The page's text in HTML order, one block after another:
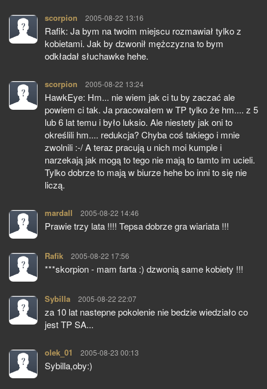
scorpion pisze:
2005-08-22 13:16
Rafik: Ja bym na twoim miejscu rozmawiał tylko z
kobietami. Jak by dzwonił mężczyzna to bym
odkładał słuchawke hehe.
scorpion pisze:
2005-08-22 13:24
HawkEye: Hm... nie wiem jak ci tu by zaczać ale
powiem ci tak. Ja pracowałem w TP tylko że hm.... z 5
lub 6 lat temu i było luksio. Ale niestety jak oni to
określili hm.... redukcja? Chyba coś takiego i mnie
zwolnili :-/ A teraz pracują u nich moi kumple i
narzekają jak mogą to tego nie mają to tamto im ucieli.
Tylko dobrze to mają w biurze hehe bo inni to się nie
liczą.
mardall pisze:
2005-08-22 14:46
Prawie trzy lata !!!! Tepsa dobrze gra wiariata !!!
Rafik pisze:
2005-08-22 17:56
***skorpion - mam farta :) dzwonią same kobiety !!!
Sybilla pisze:
2005-08-22 22:07
za 10 lat nastepne pokolenie nie bedzie wiedziało co
jest TP SA...
olek_01 pisze:
2005-08-23 00:13
Sybilla,oby:)